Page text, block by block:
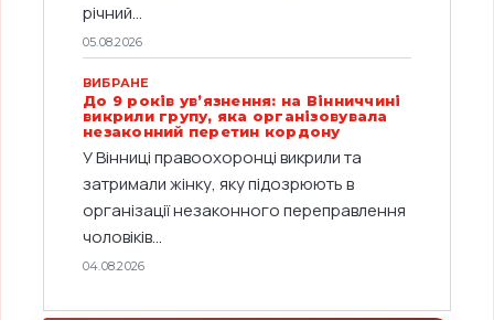
річний...
05.08.2026
ВИБРАНЕ
До 9 років ув’язнення: на Вінниччині
викрили групу, яка організовувала
незаконний перетин кордону
У Вінниці правоохоронці викрили та
затримали жінку, яку підозрюють в
організації незаконного переправлення
чоловіків...
04.08.2026